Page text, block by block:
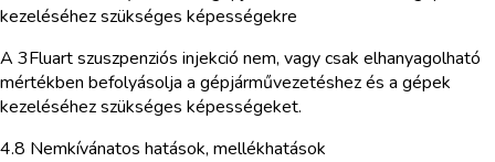
kezeléséhez szükséges képességekre
A 3Fluart szuszpenziós injekció nem, vagy csak elhanyagolható
mértékben befolyásolja a gépjárművezetéshez és a gépek
kezeléséhez szükséges képességeket.
4.8 Nemkívánatos hatások, mellékhatások